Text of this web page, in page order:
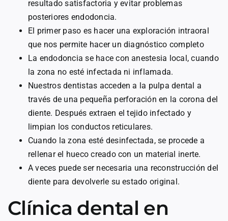
resultado satisfactoria y evitar problemas
posteriores endodoncia.
El primer paso es hacer una exploración intraoral
que nos permite hacer un diagnóstico completo
La endodoncia se hace con anestesia local, cuando
la zona no esté infectada ni inflamada.
Nuestros dentistas acceden a la pulpa dental a
través de una pequeña perforación en la corona del
diente. Después extraen el tejido infectado y
limpian los conductos reticulares.
Cuando la zona esté desinfectada, se procede a
rellenar el hueco creado con un material inerte.
A veces puede ser necesaria una reconstrucción del
diente para devolverle su estado original.
Clínica dental en